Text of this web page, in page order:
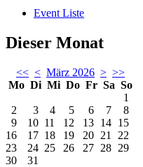
Event Liste
Dieser Monat
<< < März 2026 > >>
Mo Di Mi Do Fr Sa So
1
2
3 4 5 6 7
8
9
10 11 12 13 14 15
16
17 18 19 20 21
22
23
24 25 26 27 28 29
30
31